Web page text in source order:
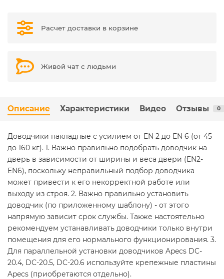
Расчет доставки в корзине
Живой чат с людьми
Описание Характеристики Видео Отзывы 0
Доводчики накладные с усилием от EN 2 до EN 6 (от 45
до 160 кг). 1. Важно правильно подобрать доводчик на
дверь в зависимости от ширины и веса двери (EN2-
EN6), поскольку неправильный подбор доводчика
может привести к его некорректной работе или
выходу из строя. 2. Важно правильно установить
доводчик (по приложенному шаблону) - от этого
напрямую зависит срок службы. Также настоятельно
рекомендуем устанавливать доводчики только внутри
помещения для его нормального функционирования. 3.
Для параллельной установки доводчиков Apecs DC-
20.4, DC-20.5, DC-20.6 используйте крепежные пластины
Apecs (приобретаются отдельно).